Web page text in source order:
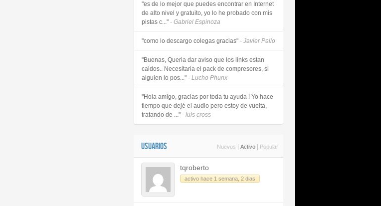
"es de lo mejor que puedes encontrar en Internet
de alto nivel y gratuito, yo lo he probado con mis
pistas c..." - Gabriel Espinoza
"como lo descargo colegas gracias" - Javier Pallo
"Buenas, Queria dar aviso que los links estan
caidos.. Necesitaria el pack de compresores, si
alguien lo pos..." - Lucho Phunx
"Hola amigo, gracias por toda tu ayuda ! Yo hace
tiempo que dejé el audio pero estoy de vuelta,
tratando de ..." - luis cross
USUARIOS Nuevos Activo Popular
tqroberto
activo hace 1 semana, 2 dias